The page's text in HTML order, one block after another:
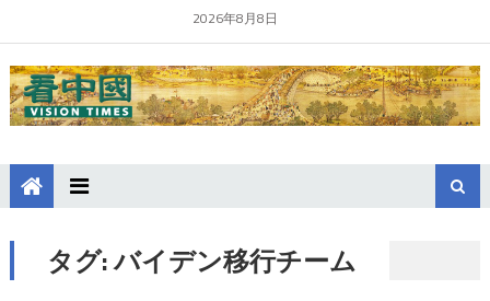
2026年8月8日
タグ:バイデン移行チーム